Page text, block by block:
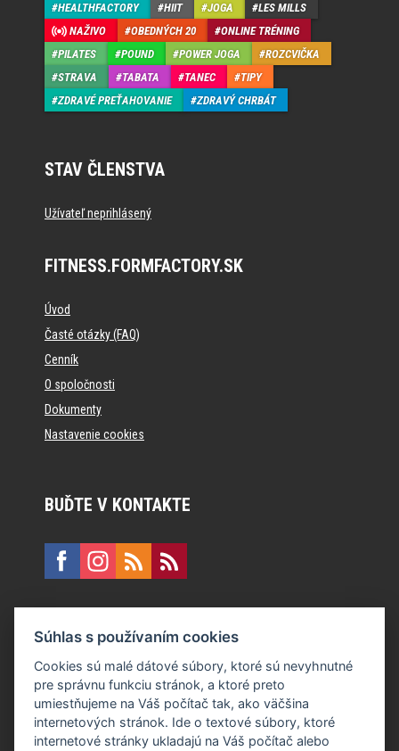
HEALTHFACTORY
HIIT JOGA
LES MILLS
NAŽIVO
OBEDNÝCH 20
ONLINE TRÉNING
PILATES
POUND POWER JOGA
ROZCVIČKA
STRAVA
TABATA TANEC
TIPY
ZDRAVÉ PREŤAHOVANIE
ZDRAVÝ CHRBÁT
STAV ČLENSTVA
Užívateľ neprihlásený
FITNESS.FORMFACTORY.SK
Úvod
Časté otázky (FAQ)
Cenník
O spoločnosti
Dokumenty
Nastavenie cookies
BUĎTE V KONTAKTE
E:recepcia@formfactory.sk
Form Factory Slovakia s.r.o., Ružová dolina 480/6, 821 08
Bratislava
Súhlas s používaním cookies
Cookies sú malé dátové súbory, ktoré sú nevyhnutné
pre správnu funkciu stránok, a ktoré preto
umiestňujeme na Váš počítač tak, ako väčšina
internetových stránok. Ide o textové súbory, ktoré
internetové stránky ukladajú na Váš počítač alebo